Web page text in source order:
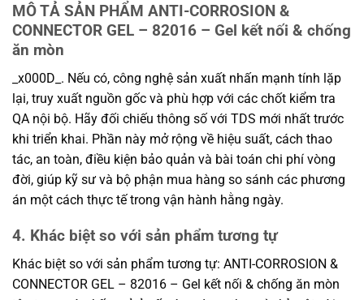
MÔ TẢ SẢN PHẨM ANTI-CORROSION &
CONNECTOR GEL – 82016 – Gel kết nối & chống
ăn mòn
_x000D_. Nếu có, công nghệ sản xuất nhấn mạnh tính lặp
lại, truy xuất nguồn gốc và phù hợp với các chốt kiểm tra
QA nội bộ. Hãy đối chiếu thông số với TDS mới nhất trước
khi triển khai. Phần này mở rộng về hiệu suất, cách thao
tác, an toàn, điều kiện bảo quản và bài toán chi phí vòng
đời, giúp kỹ sư và bộ phận mua hàng so sánh các phương
án một cách thực tế trong vận hành hằng ngày.
4. Khác biệt so với sản phẩm tương tự
Khác biệt so với sản phẩm tương tự: ANTI-CORROSION &
CONNECTOR GEL – 82016 – Gel kết nối & chống ăn mòn